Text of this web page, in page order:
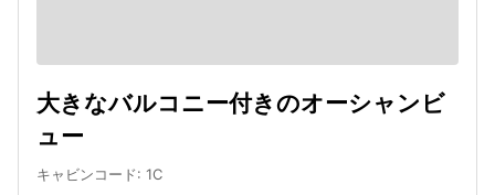
大きなバルコニー付きのオーシャンビ
ュー
キャビンコード: 1C